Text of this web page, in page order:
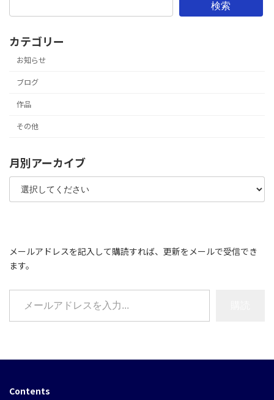
検索
カテゴリー
お知らせ
ブログ
作品
その他
月別アーカイブ
メールアドレスを記入して購読すれば、更新をメールで受信でき
ます。
メールアドレスを入力...
Contents